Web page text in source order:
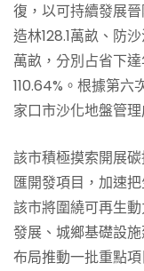
復，以可持續發展
造林128.1萬畝、防
萬畝，分別占省下達
110.64%。根據第
家口市沙化地盤管
該市積極摸索開展
匯開發項目，加速
該市將圍繞可再生
發展、城鄉基礎設
布局推動一批重點